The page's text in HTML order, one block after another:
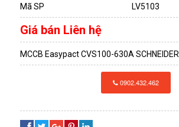
Mã SP LV5103
Giá bán Liên hệ
MCCB Easypact CVS100-630A SCHNEIDER
0902.432.462